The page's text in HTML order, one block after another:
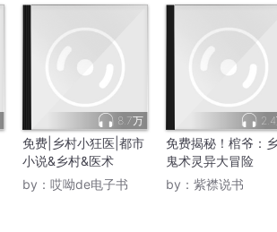
8.7万
免费|乡村小狂医|都市
小说&乡村&医术
by： 哎呦de电子书
免费揭秘！棺爷：
鬼术灵异大冒险
by： 紫襟说书